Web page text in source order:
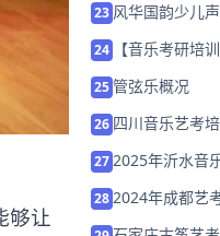
够让
23 风华国韵少儿
24
【音乐考研培
25管弦乐概况
26 四川音乐艺考
272025年沂水音
282024年成都艺